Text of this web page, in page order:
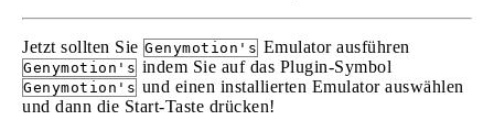
Jetzt sollten Sie Genymotion's Emulator ausführen
Genymotion's indem Sie auf das Plugin-Symbol
Genymotion's und einen installierten Emulator auswählen
und dann die Start-Taste drücken!